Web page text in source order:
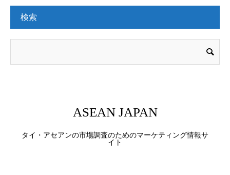
検索
ASEAN JAPAN
タイ・アセアンの市場調査のためのマーケティング情報サ
イト